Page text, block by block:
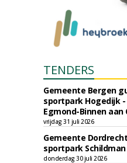
TENDERS
Gemeente Bergen
sportpark Hogedijk -
Egmond-Binnen aan
vrijdag 31 juli 2026
Gemeente
sportpark Schildman
donderdag 30 juli 2026